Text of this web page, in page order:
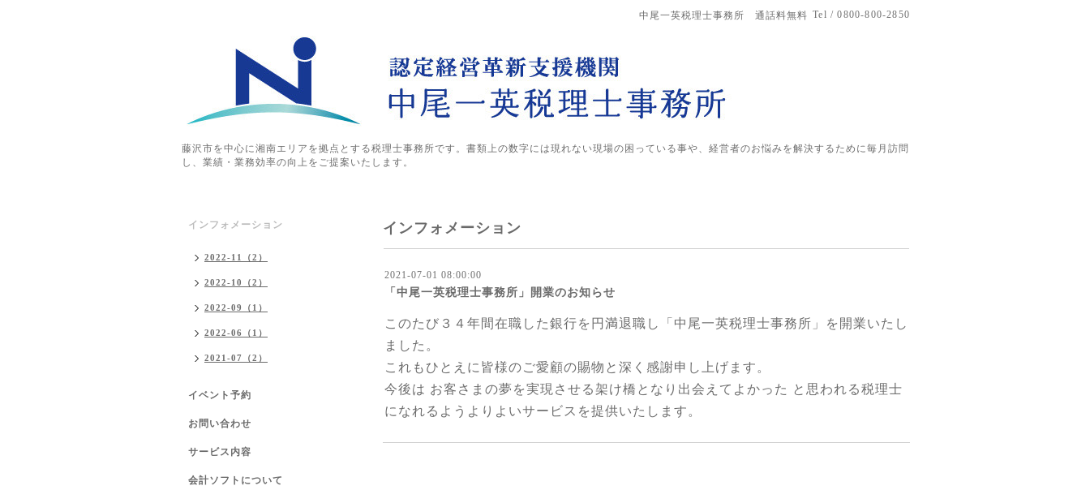
中尾一英税理士事務所 通話料無料 Tel / 0800-800-2850
藤沢市を中心に湘南エリアを拠点とする税理士事務所です。書類上の数字には現れない現場の困っている事や、経営者のお悩みを解決するために毎月訪問
し、業績・業務効率の向上をご提案いたします。
インフォメーション
2021-07-01 08:00:00
「中尾一英税理士事務所」開業のお知らせ
このたび３４年間在職した銀行を円満退職し「中尾一英税理士事務所」を開業いたし
ました。
これもひとえに皆様のご愛顧の賜物と深く感謝申し上げます。
今後は お客さまの夢を実現させる架け橋となり出会えてよかった と思われる税理士
になれるようよりよいサービスを提供いたします。
インフォメーション
2022-11（2）
2022-10（2）
2022-09（1）
2022-06（1）
2021-07（2）
イベント予約
お問い合わせ
サービス内容
会計ソフトについて